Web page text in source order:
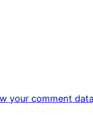
your comment